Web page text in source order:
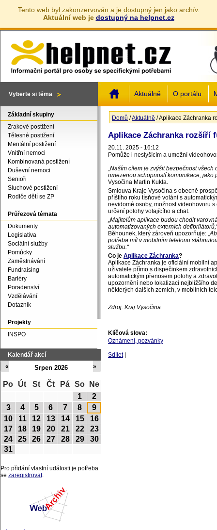
Tento web byl zakonzervován a je dostupný jen jako archív.
Aktuální web je dostupný na helpnet.cz
Vyberte si téma Aktuálně O portálu
Jste zde
Domů /Aktuálně /Aplikace Záchranka
Aplikace Záchranka rozšíří
20.11. 2025 - 16:12
Pomůže i neslyšícím a umožní
„Naším cílem je zvýšit bezpečnost
omezenou schopností komunikace, jako
Vysočina Martin Kukla.
Smlouva Kraje Vysočina s obecně
příštího roku tísňové volání s
nevidomé osoby, možnost videohovoru
určení polohy volajícího a chat.
„Majitelům aplikace budou chodit
automatizovaných externích
Běhounek, který zároveň upozorňuje: „
potřeba mít v mobilním telefonu
službu.“
Co je Aplikace Záchranka?
Aplikace Záchranka je oficiální mobilní
uživatele přímo s dispečinkem
automatickým přenosem polohy a
upozornění nebo lokalizaci nejbližšího
některých dalších zemích, v mobilních
Zdroj: Kraj Vysočina
Klíčová slova:
Oznámení, pozvánky
Sdílet
Základní skupiny
Zrakové postižení
Tělesné postižení
Mentální postižení
Vnitřní nemoci
Kombinovaná postižení
Duševní nemoci
Senioři
Sluchové postižení
Rodiče dětí se ZP
Průřezová témata
Dokumenty
Legislativa
Sociální služby
Pomůcky
Zaměstnávání
Fundraising
Bariéry
Poradenství
Vzdělávání
Dotazník
Projekty
INSPO
Kalendář akcí
Srpen 2026
« »
Po Út St Čt Pá So
Ne
1
2
3
4 5 6 7 8
9
10
11 12 13 14 15
16
17
18 19 20 21 22
23
24
25 26 27 28 29
30
31
Pro přidání vlastní události je potřeba
se zaregistrovat.